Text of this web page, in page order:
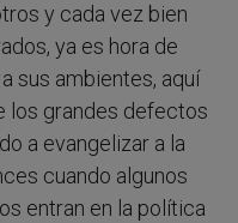
y cada vez bien
ya es hora de
sus ambientes, aquí
los grandes defectos
a evangelizar a la
cuando algunos
entran en la política